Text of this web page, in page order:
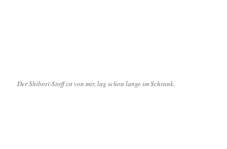
Der Shibori-Stoff ist von mir, lag schon lange im Schrank.